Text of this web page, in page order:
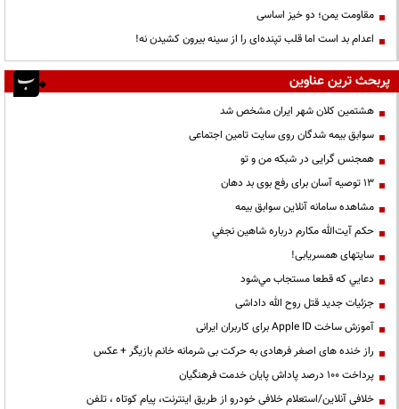
مقاومت یمن؛ دو خیز اساسی
اعدام بد است اما قلب تپنده‌ای را از سینه بیرون کشیدن نه!
پربحث ترین عناوین
هشتمین کلان شهر ایران مشخص شد
سوابق بیمه شدگان روی سایت تامین اجتماعی
همجنس گرایی در شبکه من و تو
13 توصیه آسان برای رفع بوی بد دهان
مشاهده سامانه آنلاين سوابق بیمه
حكم آيت‌الله مكارم درباره شاهين نجفي
سایتهای همسریابی!
دعايي كه قطعا مستجاب مي‌شود
جزئیات جدید قتل روح الله داداشی
آموزش ساخت Apple ID برای کاربران ایرانی
راز خنده های اصغر فرهادی به حرکت بی شرمانه خانم بازیگر + عکس
پرداخت ۱۰۰ درصد پاداش پایان خدمت فرهنگیان
خلافی آنلاین/استعلام خلافی خودرو از طریق اینترنت، پیام کوتاه ، تلفن